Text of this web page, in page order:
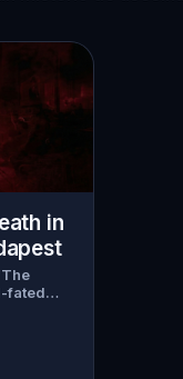
in
fated
for
Bridges
led